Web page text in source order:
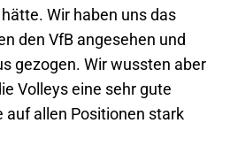
Wir haben uns das
den VfB angesehen und
gezogen. Wir wussten aber
Volleys eine sehr gute
auf allen Positionen stark